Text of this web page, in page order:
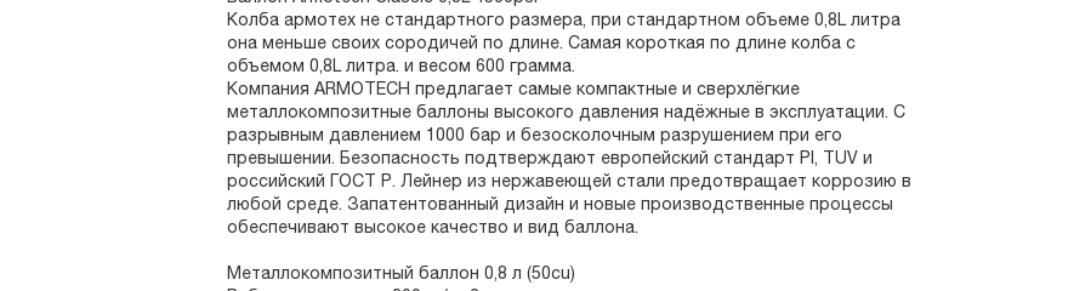
Колба армотех не стандартного размера, при стандартном объеме 0,8L литра
она меньше своих сородичей по длине. Самая короткая по длине колба с
объемом 0,8L литра. и весом 600 грамма.
Компания ARMOTECH предлагает самые компактные и сверхлёгкие
металлокомпозитные баллоны высокого давления надёжные в эксплуатации. С
разрывным давлением 1000 бар и безосколочным разрушением при его
превышении. Безопасность подтверждают европейский стандарт PI, TUV и
российский ГОСТ Р. Лейнер из нержавеющей стали предотвращает коррозию в
любой среде. Запатентованный дизайн и новые производственные процессы
обеспечивают высокое качество и вид баллона.
Металлокомпозитный баллон 0,8 л (50cu)